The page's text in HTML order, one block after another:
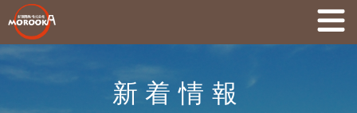
新着情報